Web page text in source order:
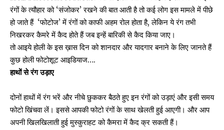
रंगों के त्यौहार को ‘संजोकर’ रखने की बात आती है तो कई लोग इस मामले में पीछे
हो जाते हैं ‘फोटोज’ में रंगों को काफी अहम रोल होता है, लेकिन ये रंग तभी
निखरकर कैमरे में कैद होते हैं जब इन्हें बारिकी से कैद किया जाए।
तो आइये होली के इस ख़ास दिन को शानदार और यादगार बनाने के लिए जानते हैं
कुछ होली फोटोशूट आइडियाज….
हाथों से रंग उड़ाए
दोनों हाथों में रंग भरें और नीचे छुककर बैठते हुए इन रंगों को उड़ाएं और इसी समय
फोटो खिंचवा लें। इससे आपकी फोटो रंगों के साथ खेलती हुई आएगी। और आप
अपनी खिलखिलाती हुई मुस्कुराहट को कैमरा में कैद क्र सकती हैं।